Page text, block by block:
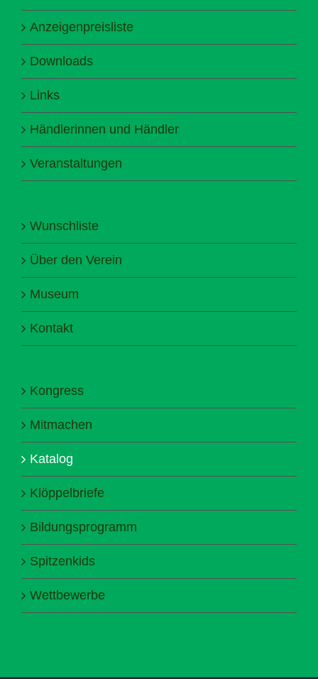
Anzeigenpreisliste
Downloads
Links
Händlerinnen und Händler
Veranstaltungen
Wunschliste
Über den Verein
Museum
Kontakt
Kongress
Mitmachen
Katalog
Klöppelbriefe
Bildungsprogramm
Spitzenkids
Wettbewerbe